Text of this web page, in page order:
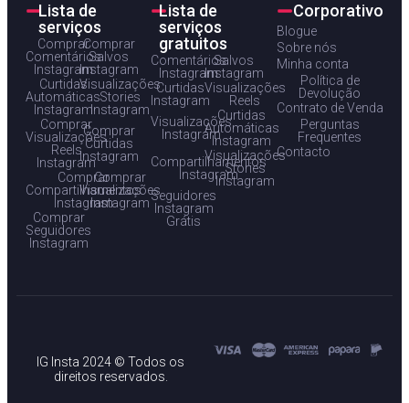
Lista de
serviços
Comprar
Comentários
Instagram
Comprar
Salvos
Instagram
Curtidas
Automáticas
Instagram
Visualizações
Stories
Instagram
Comprar
Visualizações
Reels
Instagram
Comprar
Curtidas
Instagram
Comprar
Compartilhamentos
Instagram
Comprar
Visualizações
Instagram
Comprar
Seguidores
Instagram
Lista de
serviços
gratuitos
Comentários
Instagram
Salvos
Instagram
Curtidas
Instagram
Visualizações
Reels
Visualizações
Instagram
Curtidas
Automáticas
Instagram
Compartilhamentos
Instagram
Visualizações
Stories
Instagram
Seguidores
Instagram
Grátis
Corporativo
Blogue
Sobre nós
Minha conta
Política de
Devolução
Contrato de Venda
Perguntas
Frequentes
Contacto
IG Insta 2024 © Todos os
direitos reservados.